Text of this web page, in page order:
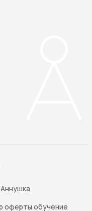
оферты обучение